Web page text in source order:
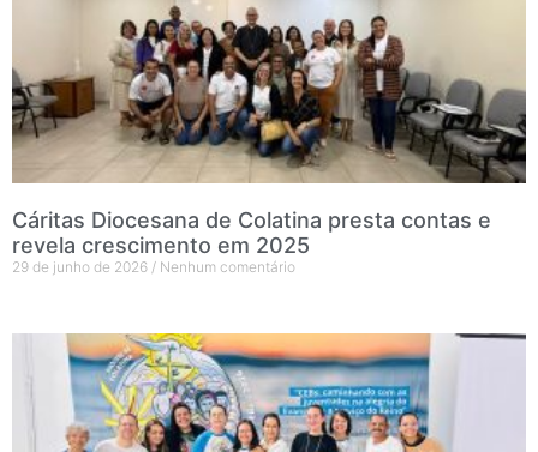
Cáritas Diocesana de Colatina presta contas e
revela crescimento em 2025
29 de junho de 2026 Nenhum comentário